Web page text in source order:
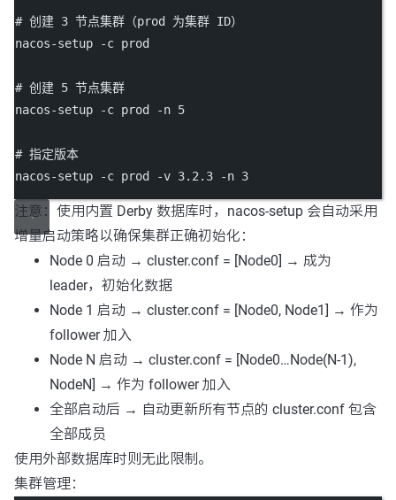
# 创建 3 节点集群（prod 为集群 ID）
nacos-setup
-c prod
# 创建 5 节点集群
nacos-setup
-c prod -n 5
# 指定版本
nacos-setup
-c prod -v 3.2 .3 -n 3
注意：使用内置 Derby 数据库时，nacos-setup 会自动采用
增量启动策略以确保集群正确初始化：
Node 0 启动 → cluster.conf = [Node0] → 成为
leader，初始化数据
Node 1 启动 → cluster.conf = [Node0, Node1] → 作为
follower 加入
Node N 启动 → cluster.conf = [Node0…Node(N-1),
NodeN] → 作为 follower 加入
全部启动后 → 自动更新所有节点的 cluster.conf 包含
全部成员
使用外部数据库时则无此限制。
集群管理：